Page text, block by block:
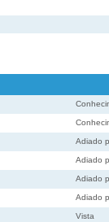
Adiado
Adiado
Adiado
Adiado
Vista